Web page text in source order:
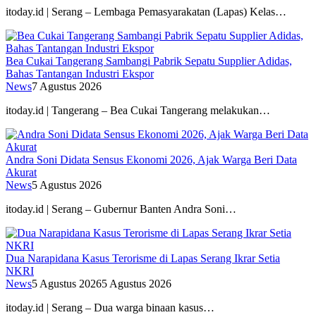
itoday.id | Serang – Lembaga Pemasyarakatan (Lapas) Kelas…
Bea Cukai Tangerang Sambangi Pabrik Sepatu Supplier Adidas,
Bahas Tantangan Industri Ekspor
News7 Agustus 2026
itoday.id | Tangerang – Bea Cukai Tangerang melakukan…
Andra Soni Didata Sensus Ekonomi 2026, Ajak Warga Beri Data
Akurat
News5 Agustus 2026
itoday.id | Serang – Gubernur Banten Andra Soni…
Dua Narapidana Kasus Terorisme di Lapas Serang Ikrar Setia
NKRI
News5 Agustus 20265 Agustus 2026
itoday.id | Serang – Dua warga binaan kasus…